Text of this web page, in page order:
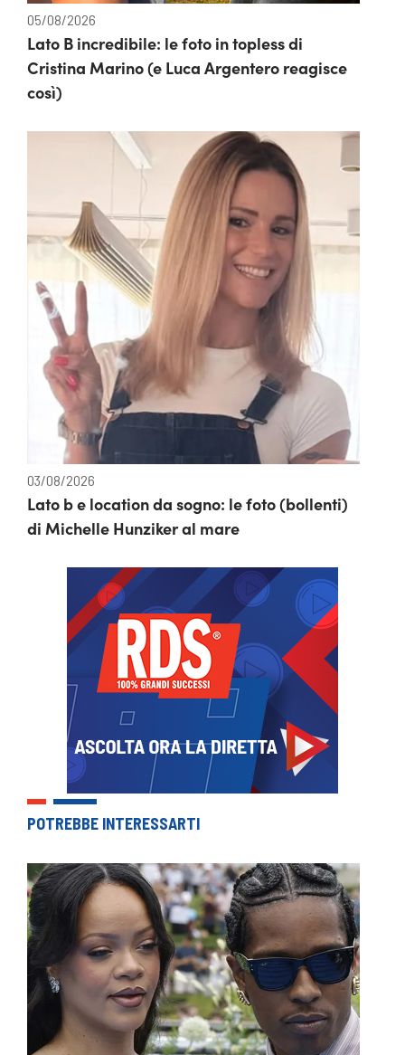
05/08/2026
Lato B incredibile: le foto in topless di
Cristina Marino (e Luca Argentero reagisce
così)
03/08/2026
Lato b e location da sogno: le foto (bollenti)
di Michelle Hunziker al mare
POTREBBE INTERESSARTI